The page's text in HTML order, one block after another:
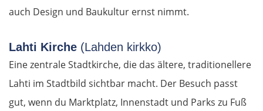
auch Design und Baukultur ernst nimmt.
Lahti Kirche (Lahden kirkko)
Eine zentrale Stadtkirche, die das ältere, traditionellere
Lahti im Stadtbild sichtbar macht. Der Besuch passt
gut, wenn du Marktplatz, Innenstadt und Parks zu Fuß
Foligno
Perugia
Florenz